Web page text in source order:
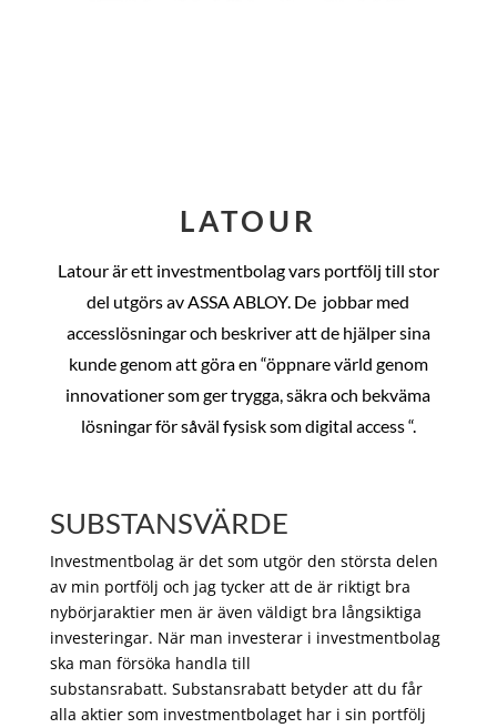
LATOUR
Latour är ett investmentbolag vars portfölj till stor
del utgörs av ASSA ABLOY. De jobbar med
accesslösningar och beskriver att de hjälper sina
kunde genom att göra en “öppnare värld genom
innovationer som ger trygga, säkra och bekväma
lösningar för såväl fysisk som digital access “.
SUBSTANSVÄRDE
Investmentbolag är det som utgör den största delen
av min portfölj och jag tycker att de är riktigt bra
nybörjaraktier men är även väldigt bra långsiktiga
investeringar. När man investerar i investmentbolag
ska man försöka handla till
substansrabatt. Substansrabatt betyder att du får
alla aktier som investmentbolaget har i sin portfölj